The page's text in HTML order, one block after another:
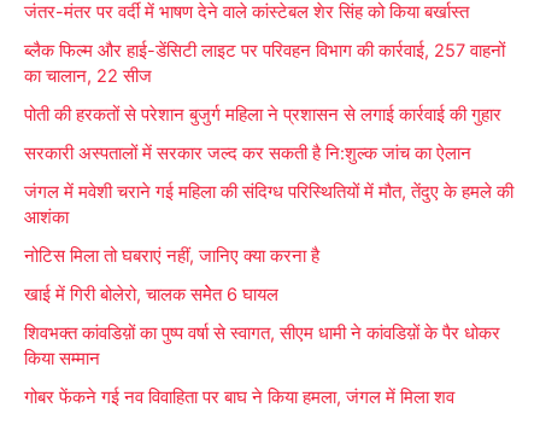
o
जंतर-मंतर पर वर्दी में भाषण देने वाले कांस्टेबल शेर सिंह को किया बर्खास्त
ब्लैक फिल्म और हाई-डेंसिटी लाइट पर परिवहन विभाग की कार्रवाई, 257 वाहनों
का चालान, 22 सीज
पोती की हरकतों से परेशान बुजुर्ग महिला ने प्रशासन से लगाई कार्रवाई की गुहार
सरकारी अस्पतालों में सरकार जल्द कर सकती है नि:शुल्क जांच का ऐलान
जंगल में मवेशी चराने गई महिला की संदिग्ध परिस्थितियों में मौत, तेंदुए के हमले की
आशंका
नोटिस मिला तो घबराएं नहीं, जानिए क्या करना है
खाई में गिरी बोलेरो, चालक समेेत 6 घायल
शिवभक्त कांवडिय़ों का पुष्प वर्षा से स्वागत, सीएम धामी ने कांवडिय़ों के पैर धोकर
किया सम्मान
गोबर फेंकने गई नव विवाहिता पर बाघ ने किया हमला, जंगल में मिला शव